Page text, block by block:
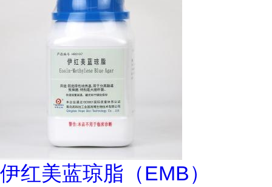
伊红美蓝琼脂（EMB）